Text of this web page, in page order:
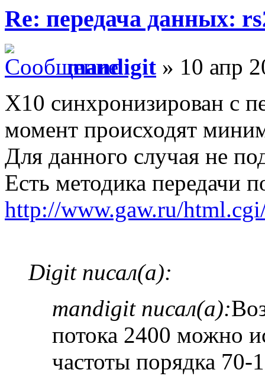
Re: передача данных:
mandigit » 10 апр
X10 синхронизирован с
момент происходят
Для данного случая не
Есть методика передачи
http://www.gaw.ru/
Digit писал(а):
mandigit писал(а):
потока 2400 можно
частоты порядка